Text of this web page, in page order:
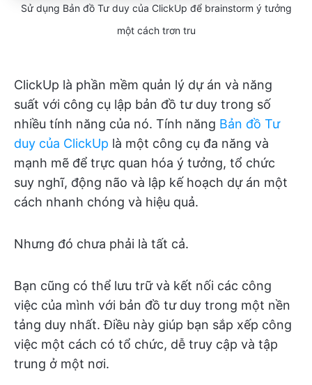
Sử dụng Bản đồ Tư duy của ClickUp để brainstorm ý tưởng
một cách trơn tru
ClickUp là phần mềm quản lý dự án và năng
suất với công cụ lập bản đồ tư duy trong số
nhiều tính năng của nó. Tính năng Bản đồ Tư
duy của ClickUp là một công cụ đa năng và
mạnh mẽ để trực quan hóa ý tưởng, tổ chức
suy nghĩ, động não và lập kế hoạch dự án một
cách nhanh chóng và hiệu quả.
Nhưng đó chưa phải là tất cả.
Bạn cũng có thể lưu trữ và kết nối các công
việc của mình với bản đồ tư duy trong một nền
tảng duy nhất. Điều này giúp bạn sắp xếp công
việc một cách có tổ chức, dễ truy cập và tập
trung ở một nơi.